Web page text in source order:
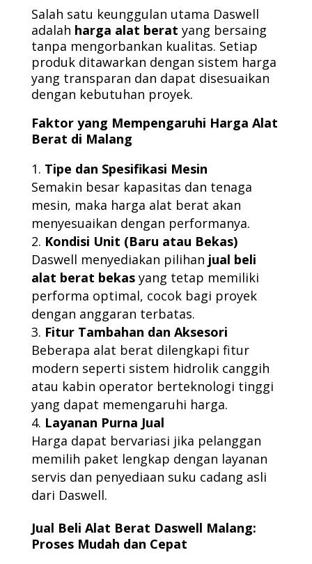
Salah satu keunggulan utama Daswell
adalah harga alat berat yang bersaing
tanpa mengorbankan kualitas. Setiap
produk ditawarkan dengan sistem harga
yang transparan dan dapat disesuaikan
dengan kebutuhan proyek.
Faktor yang Mempengaruhi Harga Alat
Berat di Malang
Tipe dan Spesifikasi Mesin
Semakin besar kapasitas dan tenaga
mesin, maka harga alat berat akan
menyesuaikan dengan performanya.
Kondisi Unit (Baru atau Bekas)
Daswell menyediakan pilihan jual beli
alat berat bekasyang tetap memiliki
performa optimal, cocok bagi proyek
dengan anggaran terbatas.
Fitur Tambahan dan Aksesori
Beberapa alat berat dilengkapi fitur
modern seperti sistem hidrolik canggih
atau kabin operator berteknologi tinggi
yang dapat memengaruhi harga.
Layanan Purna Jual
Harga dapat bervariasi jika pelanggan
memilih paket lengkap dengan layanan
servis dan penyediaan suku cadang asli
dari Daswell.
Jual Beli Alat Berat Daswell Malang:
Proses Mudah dan Cepat